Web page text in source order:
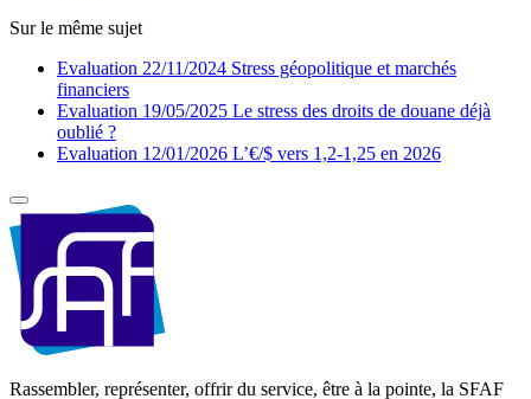
Sur le même sujet
Evaluation 22/11/2024 Stress géopolitique et marchés
financiers
Evaluation 19/05/2025 Le stress des droits de douane déjà
oublié ?
Evaluation 12/01/2026 L’€/$ vers 1,2-1,25 en 2026
Rassembler, représenter, offrir du service, être à la pointe, la SFAF